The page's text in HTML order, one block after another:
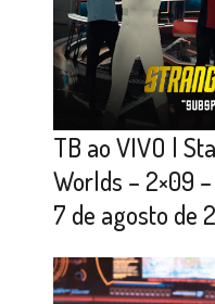
TB ao VIVO |
Worlds – 2×09
7 de agosto de